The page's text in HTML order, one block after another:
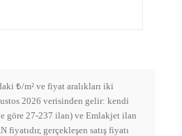
₺/m² ve fiyat aralıkları iki
2026 verisinden gelir: kendi
göre 27-237 ilan) ve Emlakjet ilan
gerçekleşen satış fiyatı